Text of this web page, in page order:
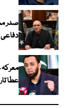
صدر
عطا